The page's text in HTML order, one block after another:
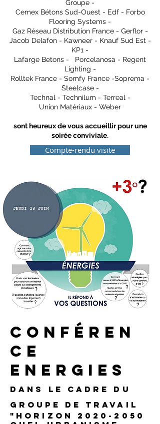
Groupe -
Cemex Bétons Sud-Ouest - Edf - Forbo
Flooring Systems -
Gaz Réseau Distribution France - Gerflor -
Jacob Delafon - Kawneer - Knauf Sud Est -
KP1 -
Lafarge Betons - Porcelanosa - Regent
Lighting -
Rolltek France - Somfy France -Soprema -
Steelcase -
Technal - Technilum - Terreal -
Union Matériaux - Weber
sont heureux de vous accueillir pour une
soirée conviviale.
Compte-rendu visite
conféren
ce
energies
dans le cadre du
groupe de travail
"HORIZON 2020-2050